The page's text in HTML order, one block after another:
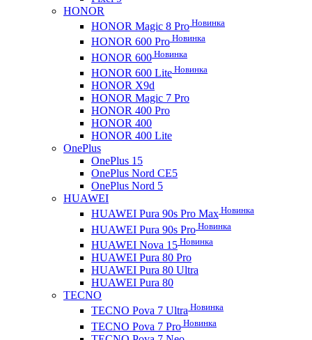
HONOR
HONOR Magic 8 Pro Новинка
HONOR 600 Pro Новинка
HONOR 600 Новинка
HONOR 600 Lite Новинка
HONOR X9d
HONOR Magic 7 Pro
HONOR 400 Pro
HONOR 400
HONOR 400 Lite
OnePlus
OnePlus 15
OnePlus Nord CE5
OnePlus Nord 5
HUAWEI
HUAWEI Pura 90s Pro Max Новинка
HUAWEI Pura 90s Pro Новинка
HUAWEI Nova 15 Новинка
HUAWEI Pura 80 Pro
HUAWEI Pura 80 Ultra
HUAWEI Pura 80
TECNO
TECNO Pova 7 Ultra Новинка
TECNO Pova 7 Pro Новинка